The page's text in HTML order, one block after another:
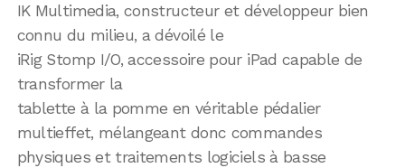
IK Multimedia, constructeur et développeur bien
connu du milieu, a dévoilé le
iRig Stomp I/O, accessoire pour iPad capable de
transformer la
tablette à la pomme en véritable pédalier
multieffet, mélangeant donc commandes
physiques et traitements logiciels à basse